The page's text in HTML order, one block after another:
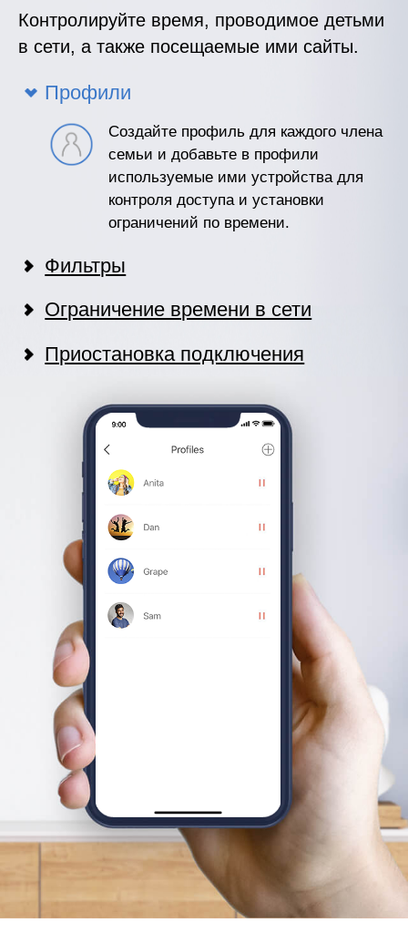
Контролируйте время, проводимое детьми
в сети, а также посещаемые ими сайты.
Профили
Создайте профиль для каждого члена
семьи и добавьте в профили
используемые ими устройства для
контроля доступа и установки
ограничений по времени.
Фильтры
Ограничение времени в сети
Приостановка подключения